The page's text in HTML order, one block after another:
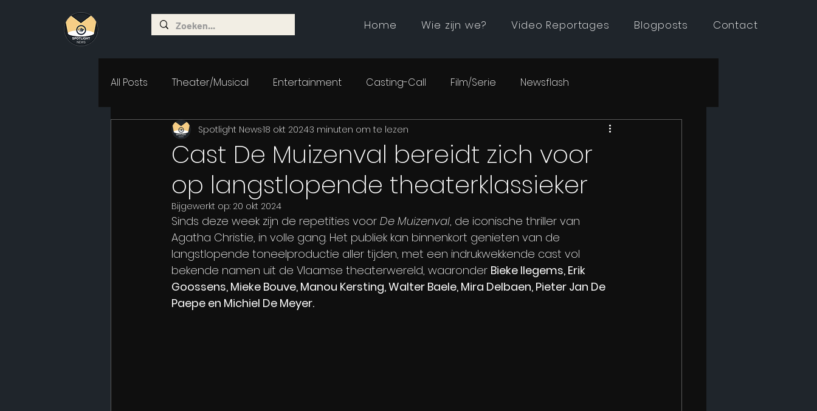
Home Wie zijn we? Video Reportages Blogposts Contact
All Posts Theater/Musical Entertainment Casting-Call Film/Serie Newsflash
Cast De Muizenval bereidt zich voor
op langstlopende theaterklassieker
Spotlight News18 okt 20243 minuten om te lezen
Bijgewerkt op: 20 okt 2024
Sinds deze week zijn de repetities voor De Muizenval, de iconische thriller van
Agatha Christie, in volle gang. Het publiek kan binnenkort genieten van de
langstlopende toneelproductie aller tijden, met een indrukwekkende cast vol
bekende namen uit de Vlaamse theaterwereld, waaronder Bieke Ilegems, Erik
Goossens, Mieke Bouve, Manou Kersting, Walter Baele, Mira Delbaen, Pieter Jan De
Paepe en Michiel De Meyer.